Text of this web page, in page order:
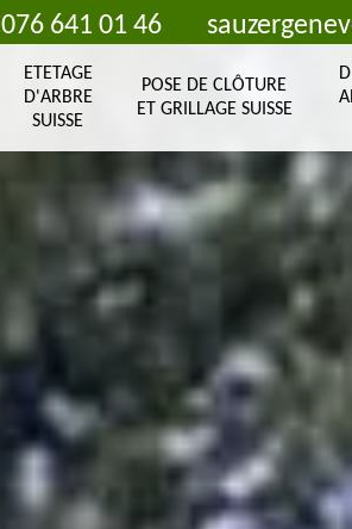
076 641 01 46
ETETAGE
D'ARBRE
SUISSE
POSE DE CLÔTURE
ET GRILLAGE SUISSE